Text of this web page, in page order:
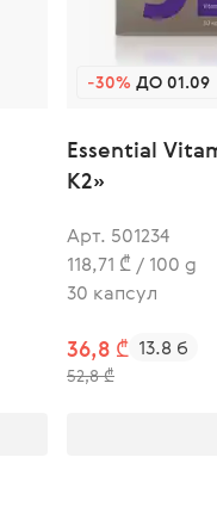
-30% ДО 01.09
Essential
К2»
Арт. 501234
118,71 ₾ / 100 g
30 капсул
36,8 ₾
52,8 ₾
13.8 б